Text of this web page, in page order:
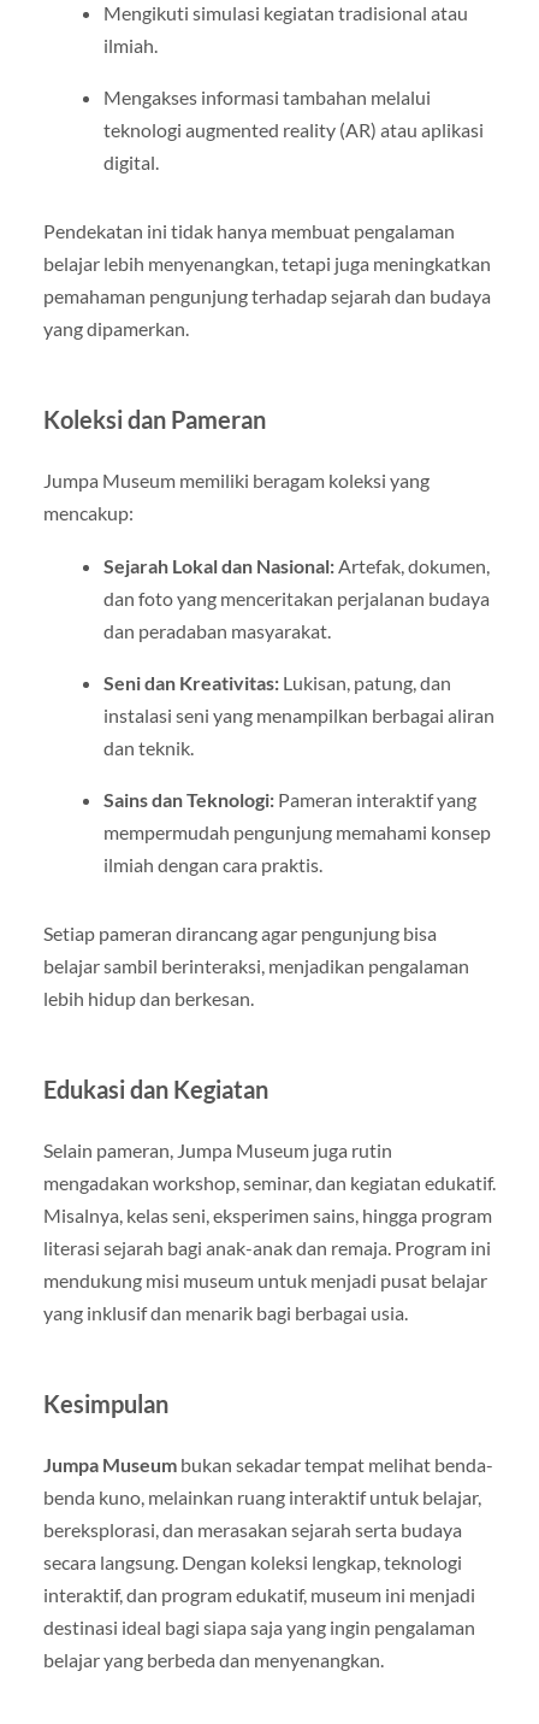
Mengikuti simulasi kegiatan tradisional atau
ilmiah.
Mengakses informasi tambahan melalui
teknologi augmented reality (AR) atau aplikasi
digital.
Pendekatan ini tidak hanya membuat pengalaman
belajar lebih menyenangkan, tetapi juga meningkatkan
pemahaman pengunjung terhadap sejarah dan budaya
yang dipamerkan.
Koleksi dan Pameran
Jumpa Museum memiliki beragam koleksi yang
mencakup:
Sejarah Lokal dan Nasional:Artefak, dokumen,
dan foto yang menceritakan perjalanan budaya
dan peradaban masyarakat.
Seni dan Kreativitas:Lukisan, patung, dan
instalasi seni yang menampilkan berbagai aliran
dan teknik.
Sains dan Teknologi:Pameran interaktif yang
mempermudah pengunjung memahami konsep
ilmiah dengan cara praktis.
Setiap pameran dirancang agar pengunjung bisa
belajar sambil berinteraksi, menjadikan pengalaman
lebih hidup dan berkesan.
Edukasi dan Kegiatan
Selain pameran, Jumpa Museum juga rutin
mengadakan workshop, seminar, dan kegiatan edukatif.
Misalnya, kelas seni, eksperimen sains, hingga program
literasi sejarah bagi anak-anak dan remaja. Program ini
mendukung misi museum untuk menjadi pusat belajar
yang inklusif dan menarik bagi berbagai usia.
Kesimpulan
Jumpa Museumbukan sekadar tempat melihat benda-
benda kuno, melainkan ruang interaktif untuk belajar,
bereksplorasi, dan merasakan sejarah serta budaya
secara langsung. Dengan koleksi lengkap, teknologi
interaktif, dan program edukatif, museum ini menjadi
destinasi ideal bagi siapa saja yang ingin pengalaman
belajar yang berbeda dan menyenangkan.